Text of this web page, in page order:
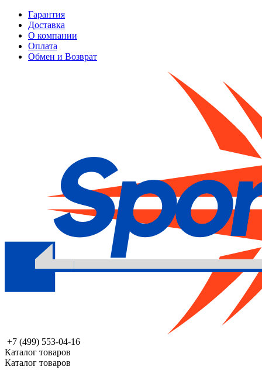
Гарантия
Доставка
О компании
Оплата
Обмен и Возврат
+7 (499) 553-04-16
Каталог товаров
Каталог товаров